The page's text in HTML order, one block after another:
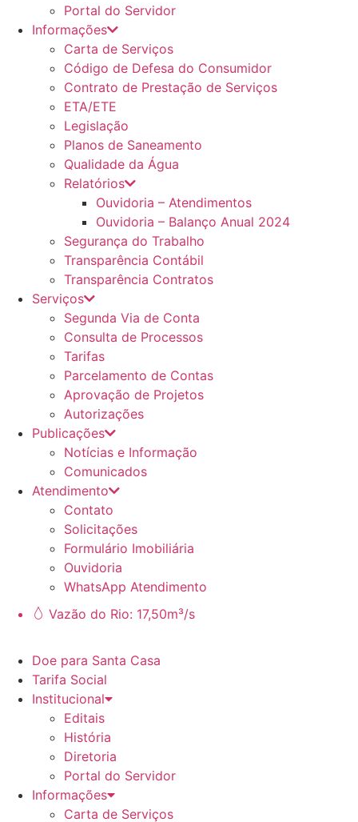
Portal do Servidor
Informações
Carta de Serviços
Código de Defesa do Consumidor
Contrato de Prestação de Serviços
ETA/ETE
Legislação
Planos de Saneamento
Qualidade da Água
Relatórios
Ouvidoria – Atendimentos
Ouvidoria – Balanço Anual 2024
Segurança do Trabalho
Transparência Contábil
Transparência Contratos
Serviços
Segunda Via de Conta
Consulta de Processos
Tarifas
Parcelamento de Contas
Aprovação de Projetos
Autorizações
Publicações
Notícias e Informação
Comunicados
Atendimento
Contato
Solicitações
Formulário Imobiliária
Ouvidoria
WhatsApp Atendimento
Vazão do Rio: 17,50m³/s
Doe para Santa Casa
Tarifa Social
Institucional
Editais
História
Diretoria
Portal do Servidor
Informações
Carta de Serviços